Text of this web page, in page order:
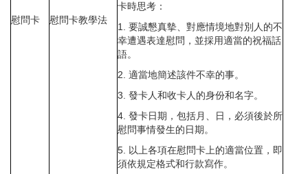
慰問卡 慰問卡教學法
卡時思考：
1. 要誠懇真摰、對應情境地對別人的不
幸遭遇表達慰問，並採用適當的祝福話
語。
2. 適當地簡述該件不幸的事。
3. 發卡人和收卡人的身份和名字。
4. 發卡日期，包括月、日，必須後於所
慰問事情發生的日期。
5. 以上各項在慰問卡上的適當位置，即
須依規定格式和行款寫作。